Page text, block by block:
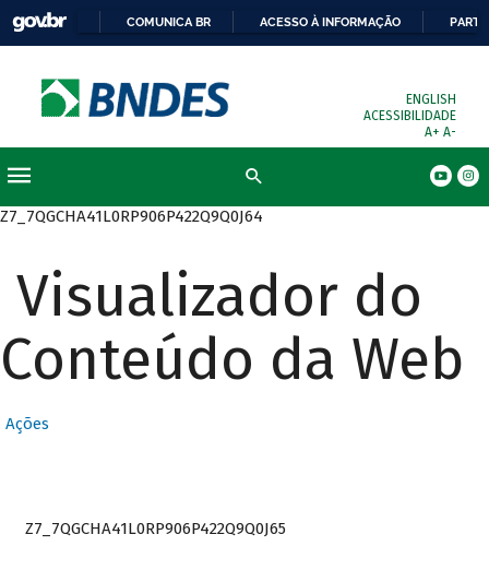
COMUNICA BR ACESSO À INFORMAÇÃO
ENGLISH
ACESSIBILIDADE
A+ A-
Z7_7QGCHA41L0RP906P422Q9Q0J64
Visualizador do
Conteúdo da Web
Ações
Z7_7QGCHA41L0RP906P422Q9Q0J65